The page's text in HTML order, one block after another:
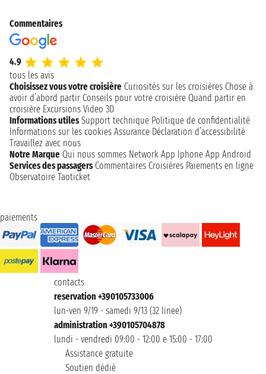
Commentaires
4.9
tous les avis
Choisissez vous votre croisière Curiosités sur les croisières Chose à
avoir d’abord partir Conseils pour votre croisière Quand partir en
croisière Excursions Video 3D
Informations utiles Support technique Politique de confidentialité
Informations sur les cookies Assurance Déclaration d’accessibilité
Travaillez avec nous
Notre Marque Qui nous sommes Network App Iphone App Android
Services des passagers Commentaires Croisières Paiements en ligne
Observatoire Taoticket
paiements
contacts
reservation +390105733006
lun-ven 9/19 - samedi 9/13 (32 linee)
administration +390105704878
lundi - vendredi 09:00 - 12:00 e 15:00 - 17:00
Assistance gratuite
Soutien dédié